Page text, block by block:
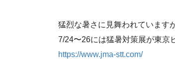
猛烈な暑さに見舞われています
7/24〜26には猛暑対策展が東京
https://www.jma-stt.com/